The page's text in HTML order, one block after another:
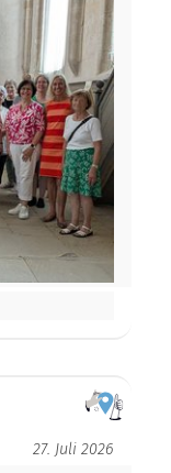
27. Juli 2026